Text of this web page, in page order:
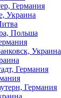
Германия
Украина
Польша
Украина
Германия
Германия